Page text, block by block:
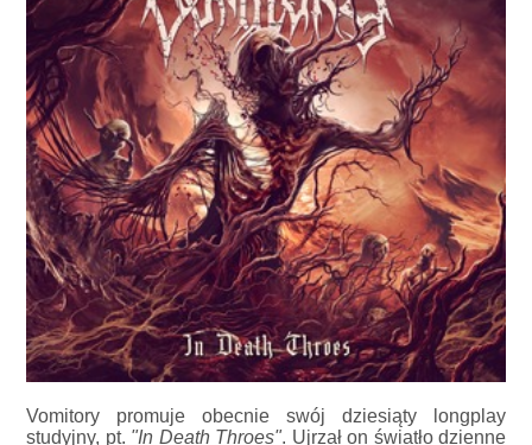
Vomitory promuje obecnie swój dziesiąty longplay
studyjny, pt. "In Death Throes". Ujrzał on światło dzienne